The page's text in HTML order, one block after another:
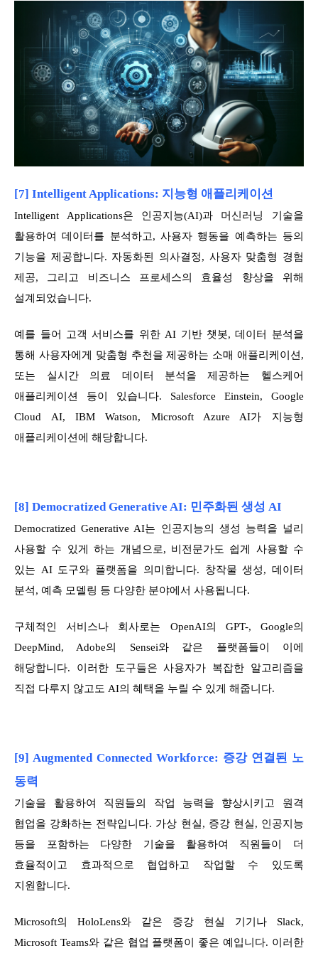
[7] Intelligent Applications: 지능형 애플리케이션
Intelligent Applications은 인공지능(AI)과 머신러닝 기술을
활용하여 데이터를 분석하고, 사용자 행동을 예측하는 등의
기능을 제공합니다. 자동화된 의사결정, 사용자 맞춤형 경험
제공, 그리고 비즈니스 프로세스의 효율성 향상을 위해
설계되었습니다.
예를 들어 고객 서비스를 위한 AI 기반 챗봇, 데이터 분석을
통해 사용자에게 맞춤형 추천을 제공하는 소매 애플리케이션,
또는 실시간 의료 데이터 분석을 제공하는 헬스케어
애플리케이션 등이 있습니다. Salesforce Einstein, Google
Cloud AI, IBM Watson, Microsoft Azure AI가 지능형
애플리케이션에 해당합니다.
[8] Democratized Generative AI: 민주화된 생성 AI
Democratized Generative AI는 인공지능의 생성 능력을 널리
사용할 수 있게 하는 개념으로, 비전문가도 쉽게 사용할 수
있는 AI 도구와 플랫폼을 의미합니다. 창작물 생성, 데이터
분석, 예측 모델링 등 다양한 분야에서 사용됩니다.
구체적인 서비스나 회사로는 OpenAI의 GPT-, Google의
DeepMind, Adobe의 Sensei와 같은 플랫폼들이 이에
해당합니다. 이러한 도구들은 사용자가 복잡한 알고리즘을
직접 다루지 않고도 AI의 혜택을 누릴 수 있게 해줍니다.
[9] Augmented Connected Workforce: 증강 연결된 노
동력
기술을 활용하여 직원들의 작업 능력을 향상시키고 원격
협업을 강화하는 전략입니다. 가상 현실, 증강 현실, 인공지능
등을 포함하는 다양한 기술을 활용하여 직원들이 더
효율적이고 효과적으로 협업하고 작업할 수 있도록
지원합니다.
Microsoft의 HoloLens와 같은 증강 현실 기기나 Slack,
Microsoft Teams와 같은 협업 플랫폼이 좋은 예입니다. 이러한